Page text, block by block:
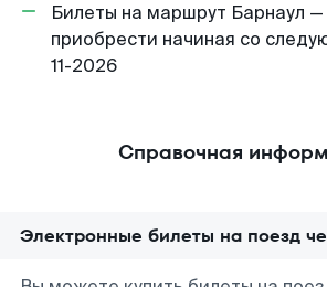
Билеты на маршрут Барнаул
приобрести начиная со
11-2026
Справочная
Электронные билеты на поезд